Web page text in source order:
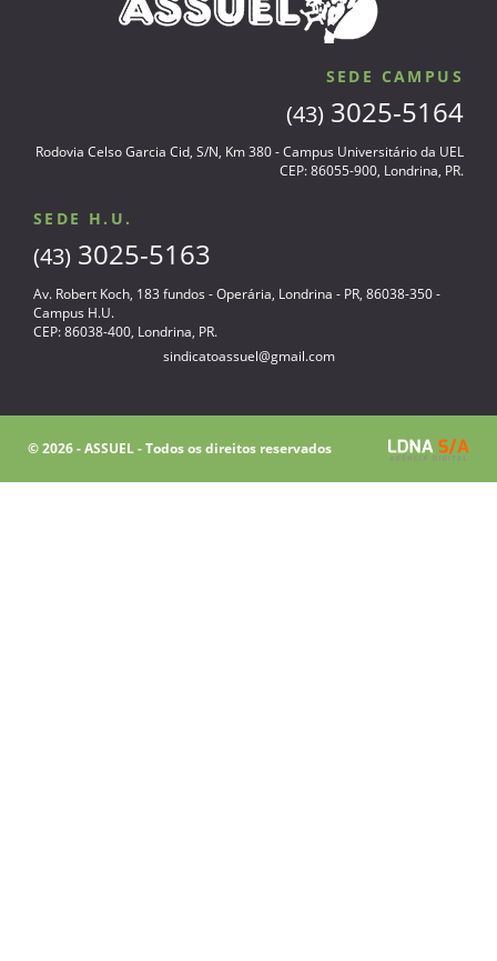
SEDE CAMPUS
(43) 3025-5164
Rodovia Celso Garcia Cid, S/N, Km 380 - Campus Universitário da UEL
CEP: 86055-900, Londrina, PR.
SEDE H.U.
(43) 3025-5163
Av. Robert Koch, 183 fundos - Operária, Londrina - PR, 86038-350 -
Campus H.U.
CEP: 86038-400, Londrina, PR.
sindicatoassuel@gmail.com
© 2026 - ASSUEL - Todos os direitos reservados